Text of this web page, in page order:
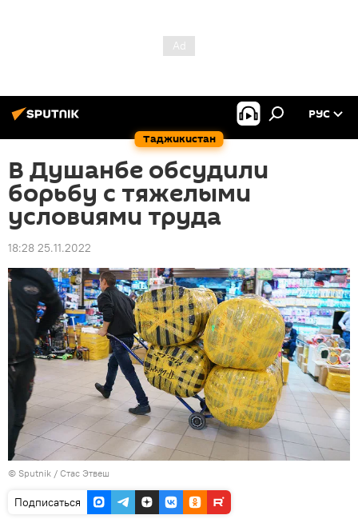
Таджикистан
РУС
В Душанбе обсудили
борьбу с тяжелыми
условиями труда
18:28 25.11.2022
© Sputnik / Стас Этвеш
Подписаться